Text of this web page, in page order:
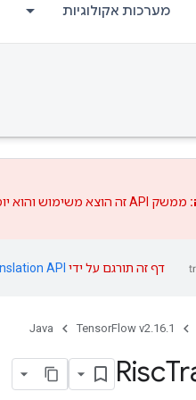
מערכות אקולוגיות
ממשק API זה הוצא משימוש והוא יוסר בגרסה עתידית של TensorFlow לאחר
דף זה תורגם על ידי API
TensorFlow v2.16.1
Java
Risc